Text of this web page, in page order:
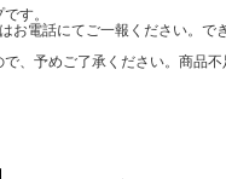
す。
電話にてご一報ください。で
予めご了承ください。商品